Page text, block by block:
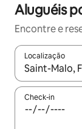
Aluguéis
Encontre e
Localização
Quando os
Check-in